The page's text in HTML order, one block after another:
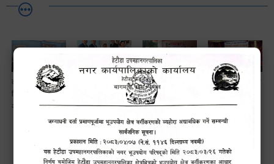
लैङ्गि असमानताका
विबिध पक्षहरु विषयक
अन्तक्रिया कार्यक्रम
उपमहानगरपालिकाबाटै
प्यान र भ्याटसहितका
कर सेवा सम्बन्धी
ड्रागन फ्रुट
महोत्सव–२०८३
सफलतापूर्वक
सम्पन्न!
सामाजिक सुरक्षा तथा
अन्तरक्रियात्मक
कार्यक्रम